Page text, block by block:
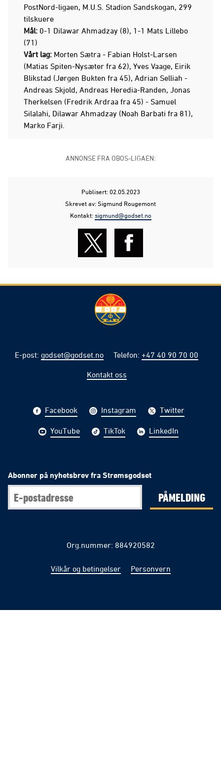
PostNord-ligaen, M.U.S. Stadion Sandskogan, 299
tilskuere
Mål: 0-1 Dilawar Ahmadzay (8), 1-1 Mats Lillebo
(71)
Vårt lag: Morten Sætra - Fabian Holst-Larsen
(Matias Spiten-Nysæter fra 62), Yves Vaage, Eirik
Blikstad (Jørgen Bukten fra 45), Adrian Selliah -
Andreas Skjold, Andreas Heredia-Randen, Jonas
Therkelsen (Fredrik Ardraa fra 45) - Samuel
Silalahi, Dilawar Ahmadzay (Noah Barbati fra 81),
Marko Farji.
ANNONSE FRA OBOS-LIGAEN:
Publisert: 02.05.2023
Skrevet av: Sigmund Rougemont
Kontakt:sigmund@godset.no
E-post: godset@godset.no Telefon: +47 40 90 70 00
Kontakt oss
Facebook Instagram Twitter
YouTube TikTok LinkedIn
Abonner på nyhetsbrev fra Strømsgodset
PÅMELDING
Org.nummer: 884920582
Vilkår og betingelser Personvern